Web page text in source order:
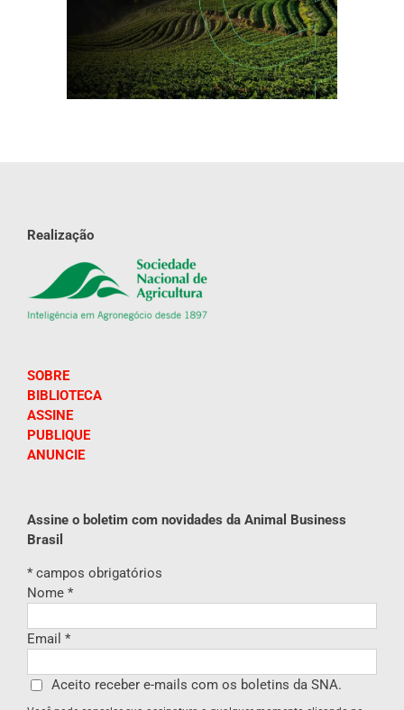
Realização
SOBRE
BIBLIOTECA
ASSINE
PUBLIQUE
ANUNCIE
Assine o boletim com novidades da Animal Business
Brasil
* campos obrigatórios
Nome *
Email *
Aceito receber e-mails com os boletins da SNA.